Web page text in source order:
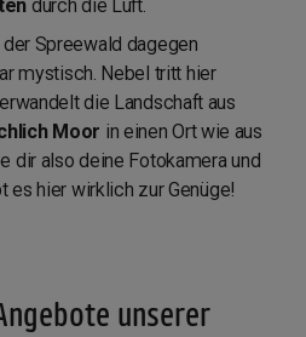
durch die Luft.
Spreewald dagegen
mystisch. Nebel tritt hier
die Landschaft aus
Moor in einen Ort wie aus
dir also deine Fotokamera und
hier wirklich zur Genüge!
unserer